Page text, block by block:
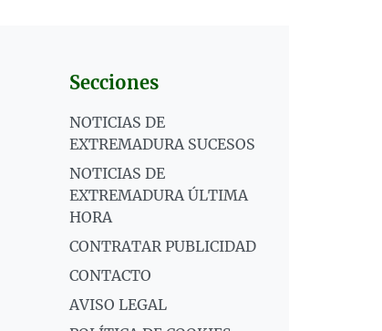
Secciones
NOTICIAS DE
EXTREMADURA SUCESOS
NOTICIAS DE
EXTREMADURA ÚLTIMA
HORA
CONTRATAR PUBLICIDAD
CONTACTO
AVISO LEGAL